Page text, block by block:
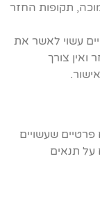
תקופות החזר
עשוי לאשר את
צורך
שעשויים
על תנאים